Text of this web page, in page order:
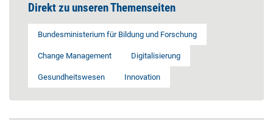
Direkt zu unseren Themenseiten
Bundesministerium für Bildung und Forschung
Change Management Digitalisierung
Gesundheitswesen Innovation